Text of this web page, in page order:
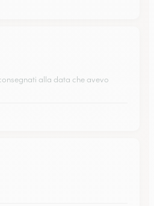
alla data che avevo